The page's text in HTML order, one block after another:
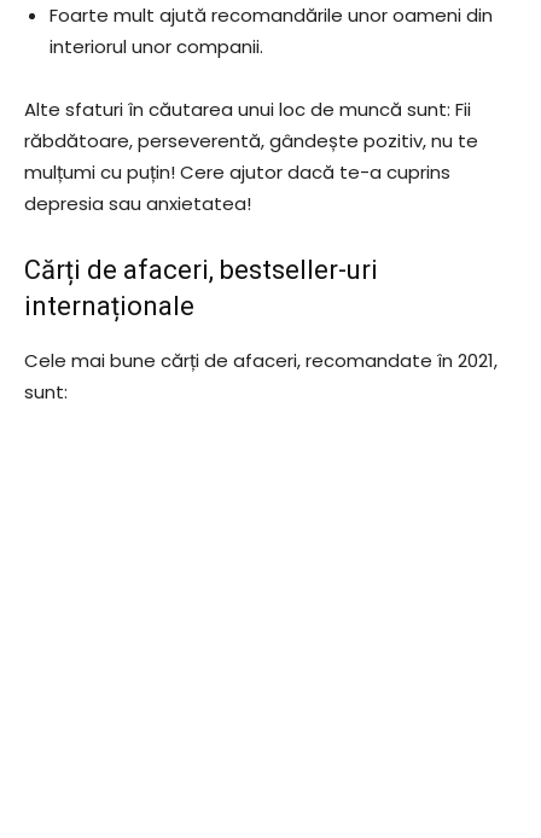
Foarte mult ajută recomandările unor oameni din
interiorul unor companii.
Alte sfaturi în căutarea unui loc de muncă sunt: Fii
răbdătoare, perseverentă, gândește pozitiv, nu te
mulțumi cu puțin! Cere ajutor dacă te-a cuprins
depresia sau anxietatea!
Cărți de afaceri, bestseller-uri
internaționale
Cele mai bune cărți de afaceri, recomandate în 2021,
sunt: